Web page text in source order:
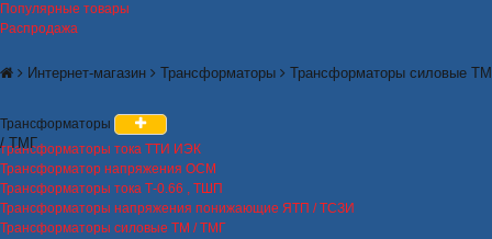
Популярные товары
Распродажа
Интернет-магазин Трансформаторы Трансформаторы силовые ТМ
/ ТМГ
Трансформаторы
трансформаторы тока ТТИ ИЭК
Трансформатор напряжения ОСМ
Трансформаторы тока Т-0.66 , ТШП
Трансформаторы напряжения понижающие ЯТП / ТСЗИ
Трансформаторы силовые ТМ / ТМГ